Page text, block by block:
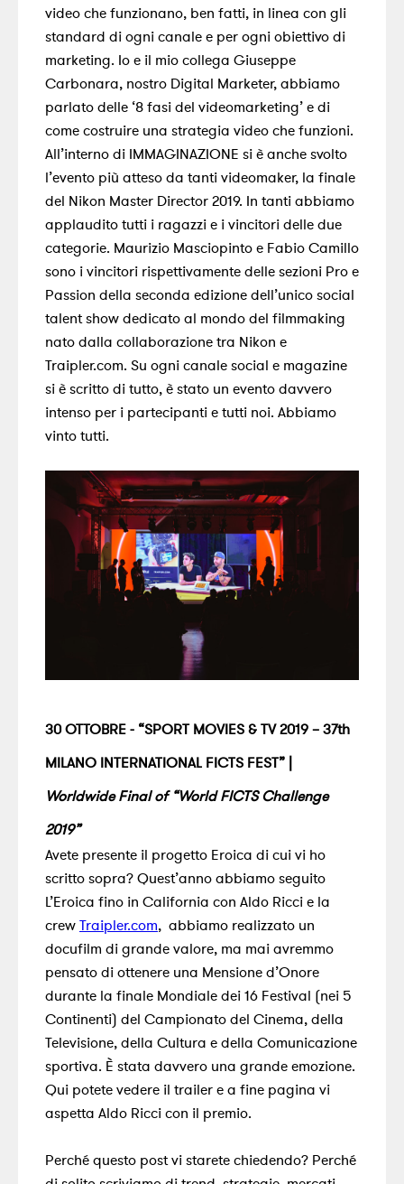
video che funzionano, ben fatti, in linea con gli
standard di ogni canale e per ogni obiettivo di
marketing. Io e il mio collega Giuseppe
Carbonara, nostro Digital Marketer, abbiamo
parlato delle ‘8 fasi del videomarketing’ e di
come costruire una strategia video che funzioni.
All’interno di IMMAGINAZIONE si è anche svolto
l’evento più atteso da tanti videomaker, la finale
del Nikon Master Director 2019. In tanti abbiamo
applaudito tutti i ragazzi e i vincitori delle due
categorie. Maurizio Masciopinto e Fabio Camillo
sono i vincitori rispettivamente delle sezioni Pro e
Passion della seconda edizione dell’unico social
talent show dedicato al mondo del filmmaking
nato dalla collaborazione tra Nikon e
Traipler.com. Su ogni canale social e magazine
si è scritto di tutto, è stato un evento davvero
intenso per i partecipanti e tutti noi. Abbiamo
vinto tutti.
30 OTTOBRE - “SPORT MOVIES & TV 2019 – 37th
MILANO INTERNATIONAL FICTS FEST” |
Worldwide Final of “World FICTS Challenge
2019”
Avete presente il progetto Eroica di cui vi ho
scritto sopra? Quest’anno abbiamo seguito
L’Eroica fino in California con Aldo Ricci e la
crew Traipler.com, abbiamo realizzato un
docufilm di grande valore, ma mai avremmo
pensato di ottenere una Mensione d’Onore
durante la finale Mondiale dei 16 Festival (nei 5
Continenti) del Campionato del Cinema, della
Televisione, della Cultura e della Comunicazione
sportiva. È stata davvero una grande emozione.
Qui potete vedere il trailer e a fine pagina vi
aspetta Aldo Ricci con il premio.
Perché questo post vi starete chiedendo? Perché